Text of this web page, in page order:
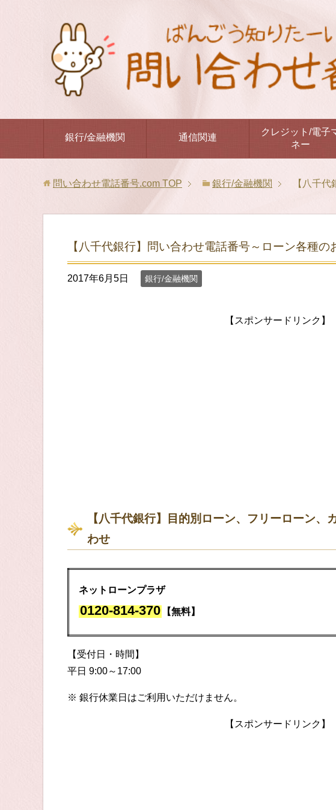
銀行/金融機関 通信関連
クレジット/電子
ネー
問い合わせ電話番号.com TOP 銀行/金融機関 【八千
【八千代銀行】問い合わせ電話番号～ローン各種の
2017年6月5日 銀行/金融機関
【スポンサードリンク】
【八千代銀行】目的別ローン、フリーローン、
わせ
ネットローンプラザ
0120-814-370 【無料】
【受付日・時間】
平日 9:00～17:00
※ 銀行休業日はご利用いただけません。
【スポンサードリンク】